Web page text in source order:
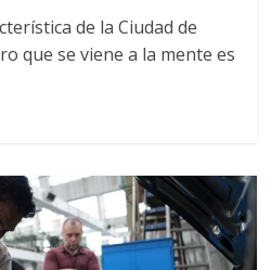
de la Ciudad de
que se viene a la mente es